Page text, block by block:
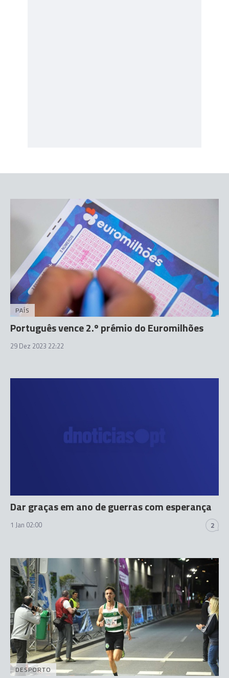
PAÍS
Português vence 2.º prémio do Euromilhões
29 Dez 2023 22:22
Dar graças em ano de guerras com esperança
1 Jan 02:00 2
DESPORTO